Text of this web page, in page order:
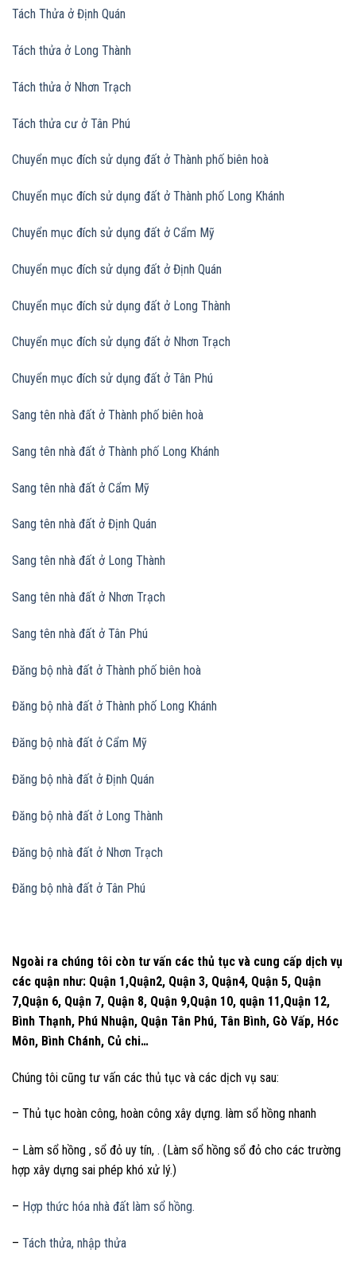
Tách Thửa ở Định Quán
Tách thửa ở Long Thành
Tách thửa ở Nhơn Trạch
Tách thửa cư ở Tân Phú
Chuyển mục đích sử dụng đất ở Thành phố biên hoà
Chuyển mục đích sử dụng đất ở Thành phố Long Khánh
Chuyển mục đích sử dụng đất ở Cẩm Mỹ
Chuyển mục đích sử dụng đất ở Định Quán
Chuyển mục đích sử dụng đất ở Long Thành
Chuyển mục đích sử dụng đất ở Nhơn Trạch
Chuyển mục đích sử dụng đất ở Tân Phú
Sang tên nhà đất ở Thành phố biên hoà
Sang tên nhà đất ở Thành phố Long Khánh
Sang tên nhà đất ở Cẩm Mỹ
Sang tên nhà đất ở Định Quán
Sang tên nhà đất ở Long Thành
Sang tên nhà đất ở Nhơn Trạch
Sang tên nhà đất ở Tân Phú
Đăng bộ nhà đất ở Thành phố biên hoà
Đăng bộ nhà đất ở Thành phố Long Khánh
Đăng bộ nhà đất ở Cẩm Mỹ
Đăng bộ nhà đất ở Định Quán
Đăng bộ nhà đất ở Long Thành
Đăng bộ nhà đất ở Nhơn Trạch
Đăng bộ nhà đất ở Tân Phú
Ngoài ra chúng tôi còn tư vấn các thủ tục và cung cấp dịch vụ
các quận như: Quận 1,Quận2, Quận 3, Quận4, Quận 5, Quận
7,Quận 6, Quận 7, Quận 8, Quận 9,Quận 10, quận 11,Quận 12,
Bình Thạnh, Phú Nhuận, Quận Tân Phú, Tân Bình, Gò Vấp, Hóc
Môn, Bình Chánh, Củ chi…
Chúng tôi cũng tư vấn các thủ tục và các dịch vụ sau:
– Thủ tục hoàn công, hoàn công xây dựng. làm sổ hồng nhanh
– Làm sổ hồng , sổ đỏ uy tín, . (Làm sổ hồng sổ đỏ cho các trường
hợp xây dựng sai phép khó xử lý.)
– Hợp thức hóa nhà đất làm sổ hồng.
– Tách thửa, nhập thửa